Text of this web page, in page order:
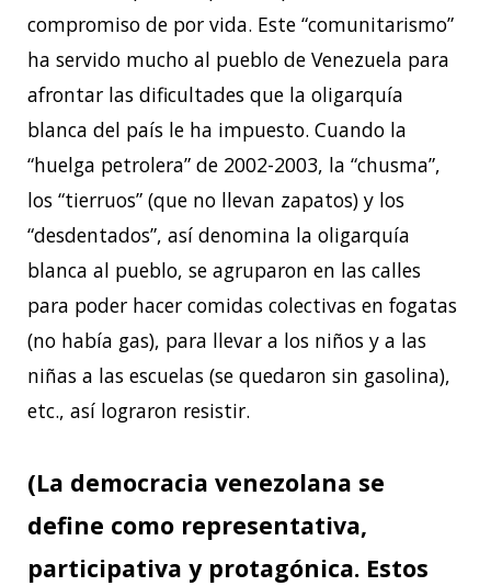
compromiso de por vida. Este “comunitarismo”
ha servido mucho al pueblo de Venezuela para
afrontar las dificultades que la oligarquía
blanca del país le ha impuesto. Cuando la
“huelga petrolera” de 2002-2003, la “chusma”,
los “tierruos” (que no llevan zapatos) y los
“desdentados”, así denomina la oligarquía
blanca al pueblo, se agruparon en las calles
para poder hacer comidas colectivas en fogatas
(no había gas), para llevar a los niños y a las
niñas a las escuelas (se quedaron sin gasolina),
etc., así lograron resistir.
(La democracia venezolana se
define como representativa,
participativa y protagónica. Estos